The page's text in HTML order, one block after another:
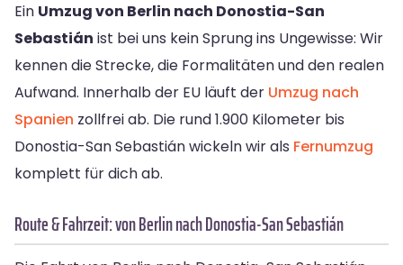
Ein Umzug von Berlin nach Donostia-San
Sebastián ist bei uns kein Sprung ins Ungewisse: Wir
kennen die Strecke, die Formalitäten und den realen
Aufwand. Innerhalb der EU läuft der Umzug nach
Spanien zollfrei ab. Die rund 1.900 Kilometer bis
Donostia-San Sebastián wickeln wir als Fernumzug
komplett für dich ab.
Route & Fahrzeit: von Berlin nach Donostia-San Sebastián